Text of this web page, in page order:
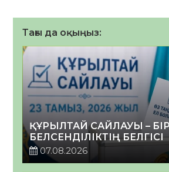
Тағы да оқыңыз:
ҚҰРЫЛТАЙ САЙЛАУЫ –
БЕЛСЕНДІЛІКТІҢ БЕЛГІСІ
07.08.2026